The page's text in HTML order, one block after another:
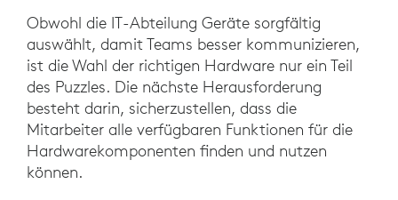
Obwohl die IT-Abteilung Geräte sorgfältig
auswählt, damit Teams besser kommunizieren,
ist die Wahl der richtigen Hardware nur ein Teil
des Puzzles. Die nächste Herausforderung
besteht darin, sicherzustellen, dass die
Mitarbeiter alle verfügbaren Funktionen für die
Hardwarekomponenten finden und nutzen
können.